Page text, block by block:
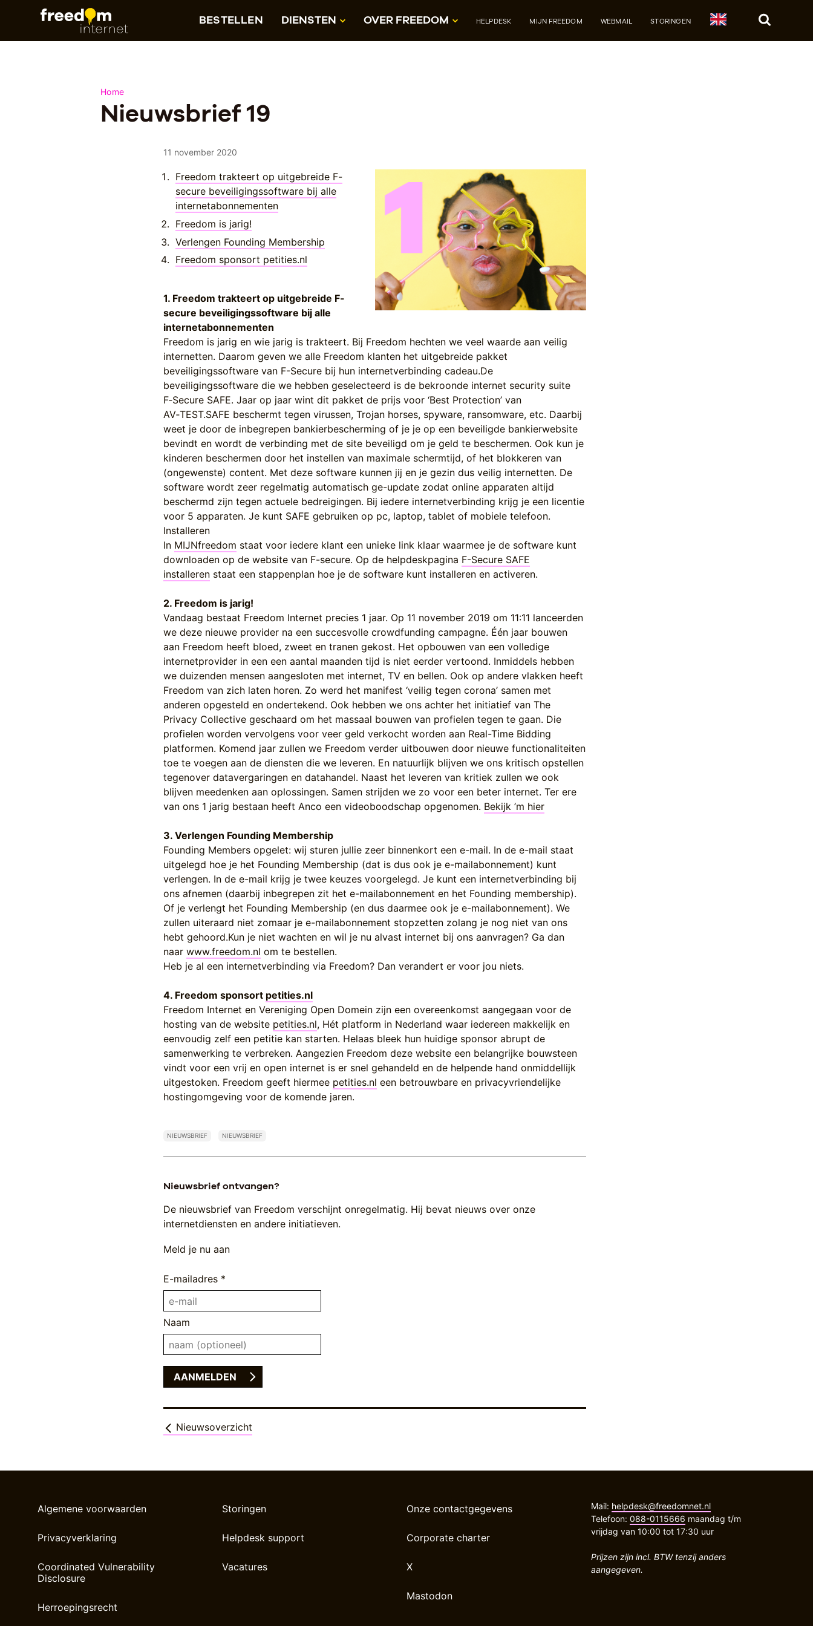
BESTELLEN DIENSTEN OVER FREEDOM HELPDESK MIJN FREEDOM WEBMAIL STORINGEN
Home
Nieuwsbrief 19
11 november 2020
Freedom trakteert op uitgebreide F-
secure beveiligingssoftware bij alle
internetabonnementen
Freedom is jarig!
Verlengen Founding Membership
Freedom sponsort petities.nl
1. Freedom trakteert op uitgebreide F-
secure beveiligingssoftware bij alle
internetabonnementen
Freedom is jarig en wie jarig is trakteert. Bij Freedom hechten we veel waarde aan veilig
internetten. Daarom geven we alle Freedom klanten het uitgebreide pakket
beveiligingssoftware van F-Secure bij hun internetverbinding cadeau.De
beveiligingssoftware die we hebben geselecteerd is de bekroonde internet security suite
F‑Secure SAFE. Jaar op jaar wint dit pakket de prijs voor ‘Best Protection’ van
AV‑TEST.SAFE beschermt tegen virussen, Trojan horses, spyware, ransomware, etc. Daarbij
weet je door de inbegrepen bankierbescherming of je je op een beveiligde bankierwebsite
bevindt en wordt de verbinding met de site beveiligd om je geld te beschermen. Ook kun je
kinderen beschermen door het instellen van maximale schermtijd, of het blokkeren van
(ongewenste) content. Met deze software kunnen jij en je gezin dus veilig internetten. De
software wordt zeer regelmatig automatisch ge-update zodat online apparaten altijd
beschermd zijn tegen actuele bedreigingen. Bij iedere internetverbinding krijg je een licentie
voor 5 apparaten. Je kunt SAFE gebruiken op pc, laptop, tablet of mobiele telefoon.
Installeren
In MIJNfreedom staat voor iedere klant een unieke link klaar waarmee je de software kunt
downloaden op de website van F-secure. Op de helpdeskpagina F-Secure SAFE
installeren staat een stappenplan hoe je de software kunt installeren en activeren.
2. Freedom is jarig!
Vandaag bestaat Freedom Internet precies 1 jaar. Op 11 november 2019 om 11:11 lanceerden
we deze nieuwe provider na een succesvolle crowdfunding campagne. Één jaar bouwen
aan Freedom heeft bloed, zweet en tranen gekost. Het opbouwen van een volledige
internetprovider in een een aantal maanden tijd is niet eerder vertoond. Inmiddels hebben
we duizenden mensen aangesloten met internet, TV en bellen. Ook op andere vlakken heeft
Freedom van zich laten horen. Zo werd het manifest ‘veilig tegen corona’ samen met
anderen opgesteld en ondertekend. Ook hebben we ons achter het initiatief van The
Privacy Collective geschaard om het massaal bouwen van profielen tegen te gaan. Die
profielen worden vervolgens voor veer geld verkocht worden aan Real-Time Bidding
platformen. Komend jaar zullen we Freedom verder uitbouwen door nieuwe functionaliteiten
toe te voegen aan de diensten die we leveren. En natuurlijk blijven we ons kritisch opstellen
tegenover datavergaringen en datahandel. Naast het leveren van kritiek zullen we ook
blijven meedenken aan oplossingen. Samen strijden we zo voor een beter internet. Ter ere
van ons 1 jarig bestaan heeft Anco een videoboodschap opgenomen. Bekijk ’m hier
3. Verlengen Founding Membership
Founding Members opgelet: wij sturen jullie zeer binnenkort een e-mail. In de e-mail staat
uitgelegd hoe je het Founding Membership (dat is dus ook je e-mailabonnement) kunt
verlengen. In de e-mail krijg je twee keuzes voorgelegd. Je kunt een internetverbinding bij
ons afnemen (daarbij inbegrepen zit het e-mailabonnement en het Founding membership).
Of je verlengt het Founding Membership (en dus daarmee ook je e-mailabonnement). We
zullen uiteraard niet zomaar je e-mailabonnement stopzetten zolang je nog niet van ons
hebt gehoord.Kun je niet wachten en wil je nu alvast internet bij ons aanvragen? Ga dan
naarwww.freedom.nl om te bestellen.
Heb je al een internetverbinding via Freedom? Dan verandert er voor jou niets.
4. Freedom sponsort petities.nl
Freedom Internet en Vereniging Open Domein zijn een overeenkomst aangegaan voor de
hosting van de website petities.nl, Hét platform in Nederland waar iedereen makkelijk en
eenvoudig zelf een petitie kan starten. Helaas bleek hun huidige sponsor abrupt de
samenwerking te verbreken. Aangezien Freedom deze website een belangrijke bouwsteen
vindt voor een vrij en open internet is er snel gehandeld en de helpende hand onmiddellijk
uitgestoken. Freedom geeft hiermee petities.nl een betrouwbare en privacyvriendelijke
hostingomgeving voor de komende jaren.
NIEUWSBRIEF NIEUWSBRIEF
Nieuwsbrief ontvangen?
De nieuwsbrief van Freedom verschijnt onregelmatig. Hij bevat nieuws over onze
internetdiensten en andere initiatieven.
Meld je nu aan
E-mailadres *
Naam
Nieuwsoverzicht
Mail: helpdesk@freedomnet.nl
Telefoon: 088-0115666 maandag t/m
vrijdag van 10:00 tot 17:30 uur
Prijzen zijn incl. BTW tenzij anders
aangegeven.
Algemene voorwaarden
Privacyverklaring
Coordinated Vulnerability
Disclosure
Herroepingsrecht
Storingen
Helpdesk support
Vacatures
Onze contactgegevens
Corporate charter
X
Mastodon